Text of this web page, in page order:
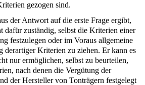
gezogen sind.
der Antwort auf die erste Frage ergibt,
dafür zuständig, selbst die Kriterien einer
festzulegen oder im Voraus allgemeine
derartiger Kriterien zu ziehen. Er kann es
nur ermöglichen, selbst zu beurteilen,
nach denen die Vergütung der
der Hersteller von Tonträgern festgelegt